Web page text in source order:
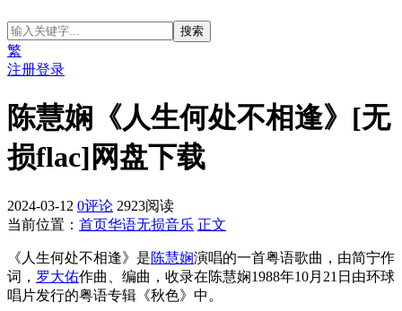
繁
注册登录
陈慧娴《人生何处不相逢》[无
损flac]网盘下载
2024-03-12 0评论 2923阅读
当前位置： 首页华语无损音乐 正文
《人生何处不相逢》是陈慧娴演唱的一首粤语歌曲，由简宁作
词， 罗大佑作曲、编曲，收录在陈慧娴1988年10月21日由环球
唱片发行的粤语专辑《秋色》中。